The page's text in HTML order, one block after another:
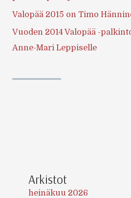
Valopää 2015 on Timo
Vuoden 2014 Valopää -
Anne-Mari Leppiselle
Arkistot
heinäkuu 2026